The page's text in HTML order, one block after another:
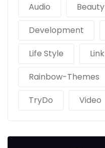
Audio Beauty
Development
Life Style
Link
Rainbow-Themes
TryDo
Video